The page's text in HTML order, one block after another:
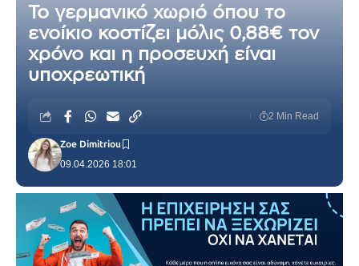
Το γερμανικό χωριό όπου το
ενοίκιο κοστίζει μόλις 0,88€ τον
χρόνο και η προσευχή είναι
υποχρεωτική
09.04.2026 18:01
Zoe Dimitriou
2 Min Read